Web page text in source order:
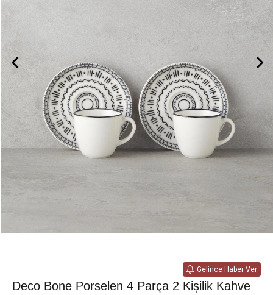
Gelince Haber Ver
Deco Bone Porselen 4 Parça 2 Kişilik Kahve